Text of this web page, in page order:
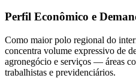
Perfil Econômico e
Como maior polo regional do
concentra volume expressivo de
agronegócio e serviços — áreas
trabalhistas e previdenciários.